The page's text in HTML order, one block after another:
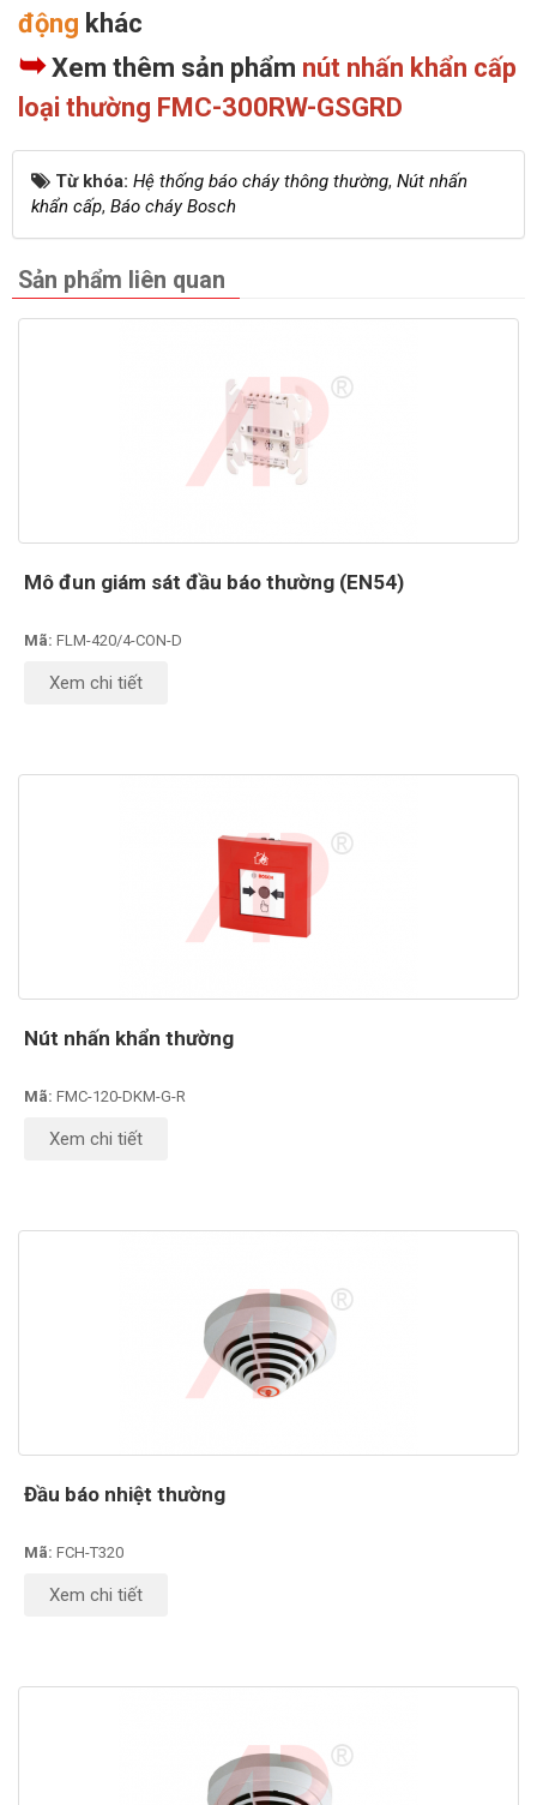
động khác
➥Xem thêm sản phẩm nút nhấn khẩn cấp
loại thường FMC-300RW-GSGRD
Từ khóa: Hệ thống báo cháy thông thường, Nút nhấn
khẩn cấp, Báo cháy Bosch
Sản phẩm liên quan
Mô đun giám sát đầu báo thường (EN54)
Mã: FLM-420/4-CON-D
Xem chi tiết
Nút nhấn khẩn thường
Mã: FMC-120-DKM-G-R
Xem chi tiết
Đầu báo nhiệt thường
Mã: FCH-T320
Xem chi tiết